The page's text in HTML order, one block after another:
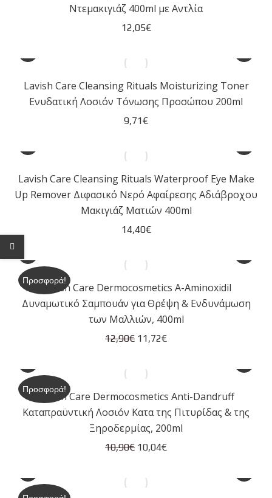
Ντεμακιγιάζ 400ml με Αντλία
12,05€
Lavish Care Cleansing Rituals Moisturizing Toner
Ενυδατική Λοσιόν Τόνωσης Προσώπου 200ml
9,71€
Lavish Care Cleansing Rituals Waterproof Eye Make
Up Remover Διφασικό Νερό Αφαίρεσης Αδιάβροχου
Μακιγιάζ Ματιών 400ml
14,40€
Προσφορά!
Lavish Care Dermocosmetics A-Aminoxidil
Δυναμωτικό Σαμπουάν για Θρέψη & Ενδυνάμωση
των Μαλλιών, 400ml
12,90€ Original
was:
11,72€Η
11,72€.
Προσφορά!
Lavish Care Dermocosmetics Anti-Dandruff
Καταπραϋντική Λοσιόν Kατα της Πιτυρίδας & της
Ξηροδερμίας, 200ml
10,90€ Original
was:
10,04€Η